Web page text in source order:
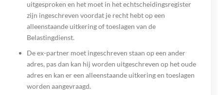
uitgesproken en het moet in het echtscheidingsregister
zijn ingeschreven voordat je recht hebt op een
alleenstaande uitkering of toeslagen van de
Belastingdienst.
De ex-partner moet ingeschreven staan op een ander
adres, pas dan kan hij worden uitgeschreven op het oude
adres en kan er een alleenstaande uitkering en toeslagen
worden aangevraagd.